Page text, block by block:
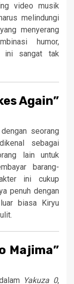
video musik
melindungi
menyerang
humor,
ini sangat tak
Again”
seorang
sebagai
lain untuk
barang-
ini cukup
penuh dengan
biasa Kiryu
Majima”
Yakuza 0,